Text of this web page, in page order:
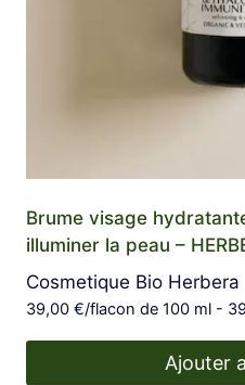
Brume visage
illuminer la peau –
Cosmetique Bio Herbera
39,00 €/flacon de 100 ml -
Ajouter